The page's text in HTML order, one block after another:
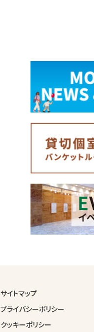
サイトマップ
プライバシーポリシー
クッキーポリシー